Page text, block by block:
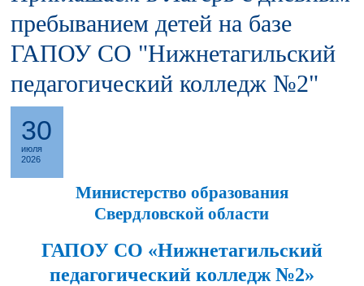
пребыванием детей на базе
ГАПОУ СО "Нижнетагильский
педагогический колледж №2"
30
июля
2026
Министерство образования
Свердловской области
ГАПОУ СО «Нижнетагильский
педагогический колледж №2»